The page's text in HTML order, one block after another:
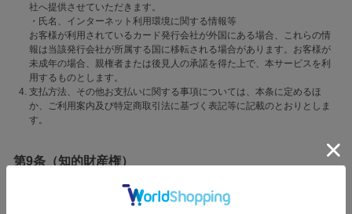
社へ提供させていただきます。
・氏名、インターネット利用環境に関する情報等
お客様が利用されているカード発行会社が外国にある場合、これらの情
報は当該発行会社が所属する国に移転される場合があります。お客様が
未成年の場合、親権者または後見人の承諾を得た上で、本サービスを利
用するものとします。
支払方法、その他お支払いに関する事項については、本条に定めるほ
か、ご利用案内及び特定商取引法に基づく表記等に記載のとおりとしま
す。
第9条（知的財産権）
当社ウェブサイト及び本サービスにおいて提供されるコンテンツの著作
権又はその他の知的所有権は、当社及びコンテンツ提供者などの正当な